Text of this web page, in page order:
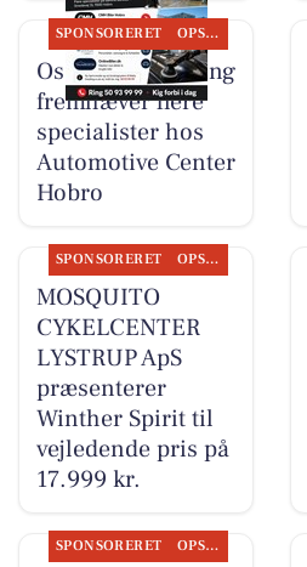
SPONSORERET OPSLAGSTAVLEN
Oscar Biludlejning
fremhæver flere
specialister hos
Automotive Center
Hobro
SPONSORERET OPSLAGSTAVLEN
MOSQUITO
CYKELCENTER
LYSTRUP ApS
præsenterer
Winther Spirit til
vejledende pris på
17.999 kr.
SPONSORERET OPSLAGSTAVLEN